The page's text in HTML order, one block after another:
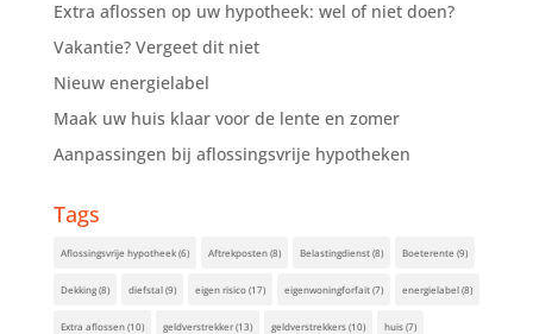
Extra aflossen op uw hypotheek: wel of niet doen?
Vakantie? Vergeet dit niet
Nieuw energielabel
Maak uw huis klaar voor de lente en zomer
Aanpassingen bij aflossingsvrije hypotheken
Tags
Aflossingsvrije hypotheek(6) Aftrekposten(8) Belastingdienst(8) Boeterente (9)
Dekking(8) diefstal(9) eigen risico(17) eigenwoningforfait(7) energielabel(8)
Extra aflossen(10) geldverstrekker(13) geldverstrekkers(10) huis(7)